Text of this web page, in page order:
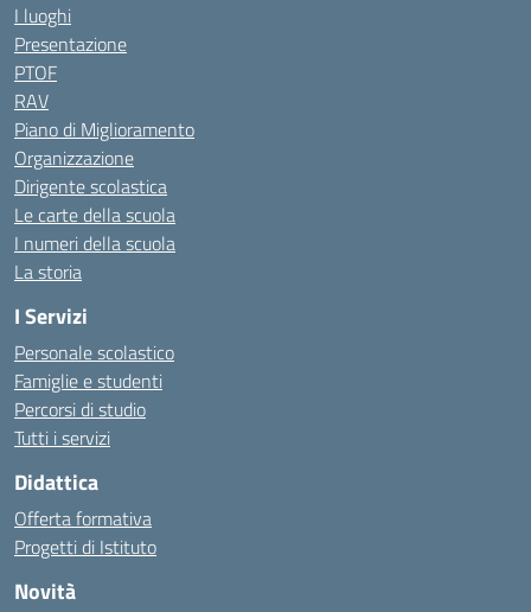
I luoghi
Presentazione
PTOF
RAV
Piano di Miglioramento
Organizzazione
Dirigente scolastica
Le carte della scuola
I numeri della scuola
La storia
I Servizi
Personale scolastico
Famiglie e studenti
Percorsi di studio
Tutti i servizi
Didattica
Offerta formativa
Progetti di Istituto
Novità